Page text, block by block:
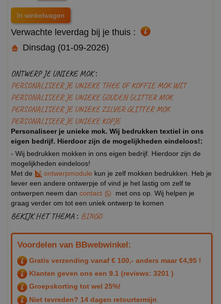
Verwachte leverdag bij je thuis :
Dinsdag (01-09-2026)
ONTWERP JE UNIEKE MOK :
PERSONALISEER JE UNIEKE THEE OF KOFFIE MOK WIT
PERSONALISEER JE UNIEKE GOUDEN GLITTER MOK
PERSONALISEER JE UNIEKE ZILVER GLITTER MOK
PERSONALISEER JE UNIEKE KOPJE
Personaliseer je unieke mok. Wij bedrukken textiel in ons
eigen bedrijf. Hierdoor zijn de mogelijkheden eindeloos!:
- Wij bedrukken mokken in ons eigen bedrijf. Hierdoor zijn de
mogelijkheden eindeloos!
Met de
ontwerpmodule kun je zelf mokken bedrukken. Heb je
liever een andere ontwerpje of vind je het lastig om zelf te
ontwerpen neem dan contact
met ons op. Wij helpen je
graag verder om tot een uniek ontwerp te komen
BEKIJK HET THEMA : BINGO
Voordelen van BBwebwinkel:
Gratis verzending vanaf € 100,- anders maar €4,95 !
Klanten geven ons een 9.1 (reviews: 3201 )
Groepskorting tot wel 25%!
Niet tevreden? 14 dagen retourtermijn